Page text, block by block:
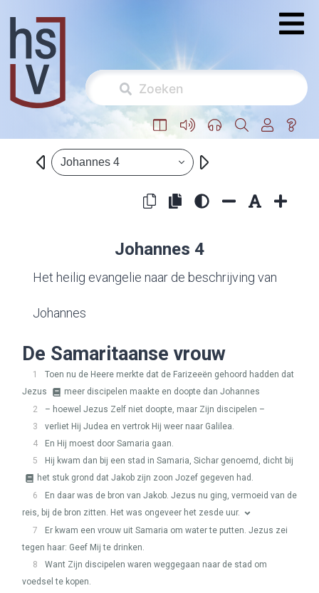
Johannes 4
Johannes 4
Het heilig evangelie naar de beschrijving van
Johannes
De Samaritaanse vrouw
1
Toen nu de Heere merkte dat de Farizeeën gehoord hadden dat
Jezus
meer discipelen maakte en doopte dan Johannes
2
– hoewel Jezus Zelf niet doopte, maar Zijn discipelen –
3
verliet Hij Judea en vertrok Hij weer naar Galilea.
4
En Hij moest door Samaria gaan.
5
Hij kwam dan bij een stad in Samaria, Sichar genoemd, dicht bij
het stuk grond dat Jakob zijn zoon Jozef gegeven had.
6
En daar was de bron van Jakob. Jezus nu ging, vermoeid van de
reis, bij de bron zitten. Het was ongeveer het zesde uur.
7
Er kwam een vrouw uit Samaria om water te putten. Jezus zei
tegen haar: Geef Mij te drinken.
8
Want Zijn discipelen waren weggegaan naar de stad om
voedsel te kopen.